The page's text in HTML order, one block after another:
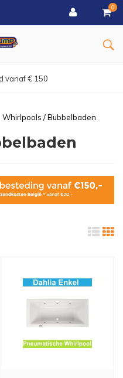
0
vanaf € 150
Whirlpools / Bubbelbaden